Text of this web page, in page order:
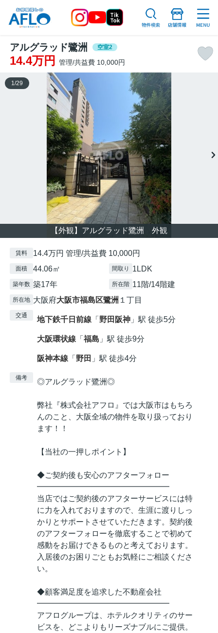
アルグラッド鷺洲 空室2
14.4万円 管理/共益費 10,000円
【外観】アルグラッド鷺洲 外観
1 /29
賃料 14.4万円 管理/共益費 10,000円
面積 44.06㎡ 間取り 1LDK
築年数 築17年 所在階 11階/14階建
所在地 大阪府大阪市福島区鷺洲 １丁目
交通 地下鉄千日前線 「 野田阪神 」駅 徒歩5分
大阪環状線 「 福島 」駅 徒歩9分
阪神本線 「 野田 」駅 徒歩4分
備考 ◎アルグラッド鷺洲◎
弊社『株式会社アフロ』では大阪市はもちろ
んのこと、大阪全域の物件を取り扱っており
ます！！
【当社の一押しポイント】
◆ご契約後も安心のアフターフォロー
━━━━━━━━━━━━━━━━━
当店ではご契約後のアフターサービスには特
に力を入れておりますので、生涯に渡りしっ
かりとサポートさせていただきます。契約後
のアフターフォローを徹底することで初めて
感動をお届けできるものと考えております。
入居後のお困りごともお気軽にご相談くださ
い。
◆顧客満足度を追求した不動産会社
━━━━━━━━━━━━━━━━━
アフログループは、ホテルクオリティのサー
ビスを、どこよりもリーズナブルにご提供。